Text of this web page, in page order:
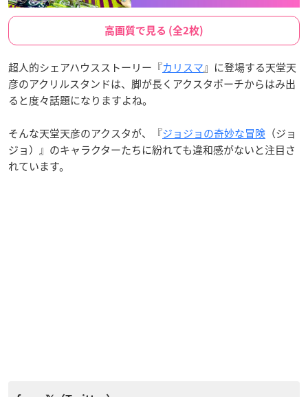
高画質で見る (全2枚)
超人的シェアハウスストーリー『カリスマ』に登場する天堂天
彦のアクリルスタンドは、脚が長くアクスタポーチからはみ出
ると度々話題になりますよね。
そんな天堂天彦のアクスタが、『ジョジョの奇妙な冒険 （ジョ
ジョ）』のキャラクターたちに紛れても違和感がないと注目さ
れています。